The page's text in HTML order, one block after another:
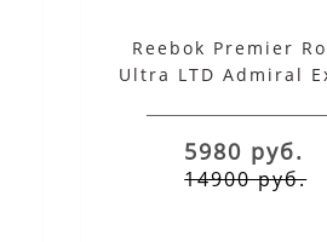
Reebok Premier
Ultra LTD Admiral
5980 руб.
14900 руб.